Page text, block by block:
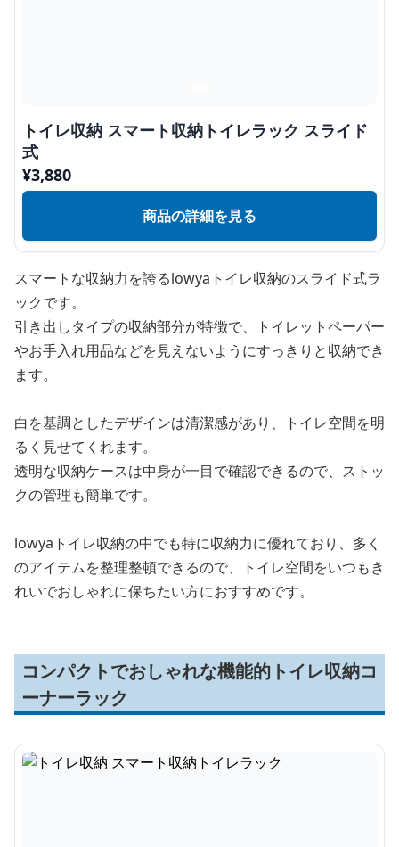
トイレ収納 スマート収納トイレラック スライド
式
¥3,880
商品の詳細を見る
スマートな収納力を誇るlowyaトイレ収納のスライド式ラ
ックです。
引き出しタイプの収納部分が特徴で、トイレットペーパー
やお手入れ用品などを見えないようにすっきりと収納でき
ます。
白を基調としたデザインは清潔感があり、トイレ空間を明
るく見せてくれます。
透明な収納ケースは中身が一目で確認できるので、ストッ
クの管理も簡単です。
lowyaトイレ収納の中でも特に収納力に優れており、多く
のアイテムを整理整頓できるので、トイレ空間をいつもき
れいでおしゃれに保ちたい方におすすめです。
コンパクトでおしゃれな機能的トイレ収納コ
ーナーラック